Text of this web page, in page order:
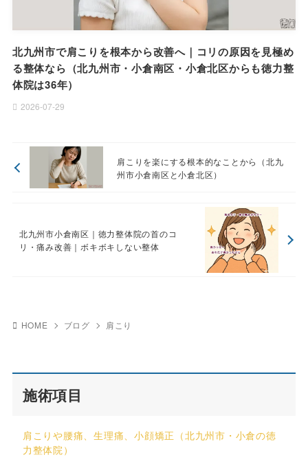
北九州市で肩こりを根本から改善へ｜コリの原因を見極め
る整体なら（北九州市・小倉南区・小倉北区からも徳力整
体院は36年）
2026-07-29
肩こりを楽にする根本的なことから（北九
州市小倉南区と小倉北区）
北九州市小倉南区｜徳力整体院の首のコ
リ・痛み改善｜ボキボキしない整体
HOME ブログ 肩こり
施術項目
肩こりや腰痛、生理痛、小顔矯正（北九州市・小倉の徳
力整体院）